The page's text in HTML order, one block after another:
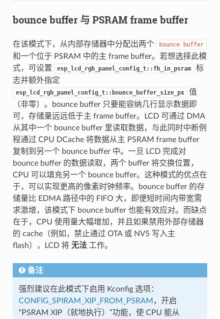
bounce buffer 与 PSRAM frame buffer
在该模式下，从内部存储器中分配出两个 bounce buffer
和一个位于 PSRAM 中的主 frame buffer。若想选择此模
式，可设置
esp_lcd_rgb_panel_config_t::fb_in_psram
标
志并额外指定
esp_lcd_rgb_panel_config_t::bounce_buffer_size_px
值
（非零）。bounce buffer 只要能容纳几行显示数据即
可，存储量远远低于主 frame buffer。LCD 可通过 DMA
从其中一个 bounce buffer 里读取数据，与此同时中断例
程通过 CPU DCache 将数据从主 PSRAM frame buffer
复制到另一个 bounce buffer 中。一旦 LCD 完成对
bounce buffer 的数据读取，两个 buffer 将交换位置，
CPU 可以填充另一个 bounce buffer。这种模式的优点在
于，可以实现更高的像素时钟频率。bounce buffer 的存
储量比 EDMA 路径中的 FIFO 大，即便短时间内带宽需
求激增，该模式下 bounce buffer 也能有效应对。而缺点
在于，CPU 使用量大幅增加，并且如果禁用外部存储器
的 cache（例如，禁止通过 OTA 或 NVS 写入主
flash），LCD 将 无法工作。
备注
强烈建议在此模式下启用 Kconfig 选项：
CONFIG_SPIRAM_XIP_FROM_PSRAM ，开启
“PSRAM XIP（就地执行）”功能，使 CPU 能从